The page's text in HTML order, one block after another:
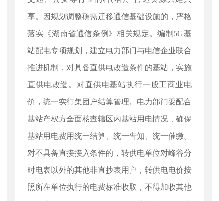
享。因规划调整确需迁移通信基础设施的，严格
落实《湖南省通信条例》相关规定。编制5G基
站配电专项规划，建立电力部门与电信企业联合
推进机制，对具备直供电改造条件的基站，实施
直供电改造。对直供电基站执行一般工商业电
价，统一实行集团户结算管理。电力部门要配合
基站产权方全面核查辖区内基站用电情况，确保
基站用电费用统一结算、统一告知、统一催缴。
对不具备直接接入条件的，转供电单位对峰谷分
时电表以外的其他非直抄表用户，转供电电价按
照所在单位执行的电费标准收取，不得加收其他